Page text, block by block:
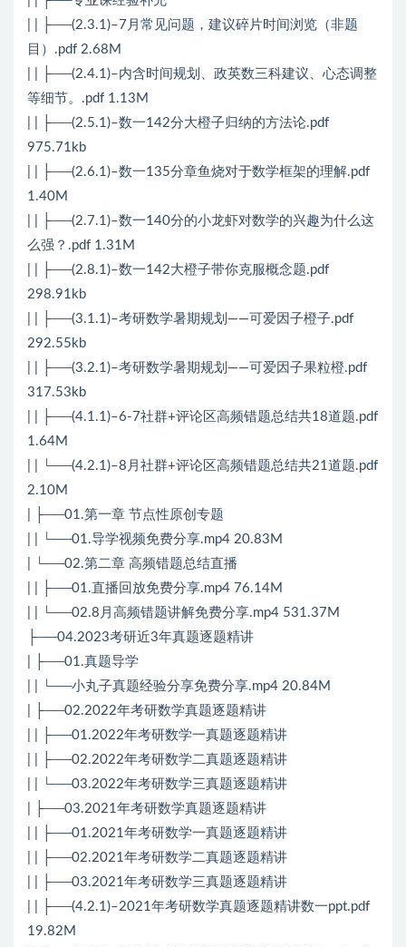
| | ├──(2.3.1)–7月常见问题，建议碎片时间浏览（非题
目）.pdf 2.68M
| | ├──(2.4.1)–内含时间规划、政英数三科建议、心态调整
等细节。.pdf 1.13M
| | ├──(2.5.1)–数一142分大橙子归纳的方法论.pdf
975.71kb
| | ├──(2.6.1)–数一135分章鱼烧对于数学框架的理解.pdf
1.40M
| | ├──(2.7.1)–数一140分的小龙虾对数学的兴趣为什么这
么强？.pdf 1.31M
| | ├──(2.8.1)–数一142大橙子带你克服概念题.pdf
298.91kb
| | ├──(3.1.1)–考研数学暑期规划——可爱因子橙子.pdf
292.55kb
| | ├──(3.2.1)–考研数学暑期规划——可爱因子果粒橙.pdf
317.53kb
| | ├──(4.1.1)–6-7社群+评论区高频错题总结共18道题.pdf
1.64M
| | └──(4.2.1)–8月社群+评论区高频错题总结共21道题.pdf
2.10M
| ├──01.第一章 节点性原创专题
| | └──01.导学视频免费分享.mp4 20.83M
| └──02.第二章 高频错题总结直播
| | ├──01.直播回放免费分享.mp4 76.14M
| | └──02.8月高频错题讲解免费分享.mp4 531.37M
├──04.2023考研近3年真题逐题精讲
| ├──01.真题导学
| | └──小丸子真题经验分享免费分享.mp4 20.84M
| ├──02.2022年考研数学真题逐题精讲
| | ├──01.2022年考研数学一真题逐题精讲
| | ├──02.2022年考研数学二真题逐题精讲
| | └──03.2022年考研数学三真题逐题精讲
| ├──03.2021年考研数学真题逐题精讲
| | ├──01.2021年考研数学一真题逐题精讲
| | ├──02.2021年考研数学二真题逐题精讲
| | ├──03.2021年考研数学三真题逐题精讲
| | ├──(4.2.1)–2021年考研数学真题逐题精讲数一ppt.pdf
19.82M